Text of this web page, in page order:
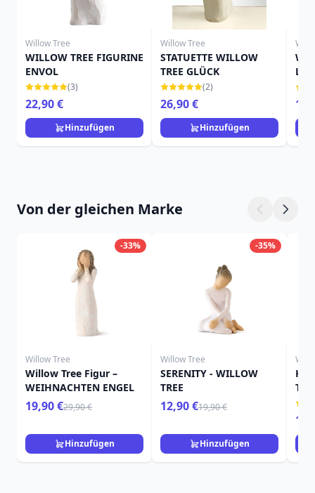
Willow Tree
WILLOW TREE FIGURINE
ENVOL
(3)
22,90 €
Hinzufügen
Willow Tree
STATUETTE WILLOW
TREE GLÜCK
(2)
26,90 €
Hinzufügen
Von der gleichen Marke
-33%
Willow Tree
Willow Tree Figur –
WEIHNACHTEN ENGEL
19,90 €29,90 €
Hinzufügen
-35%
Willow Tree
SERENITY - WILLOW
TREE
12,90 €19,90 €
Hinzufügen